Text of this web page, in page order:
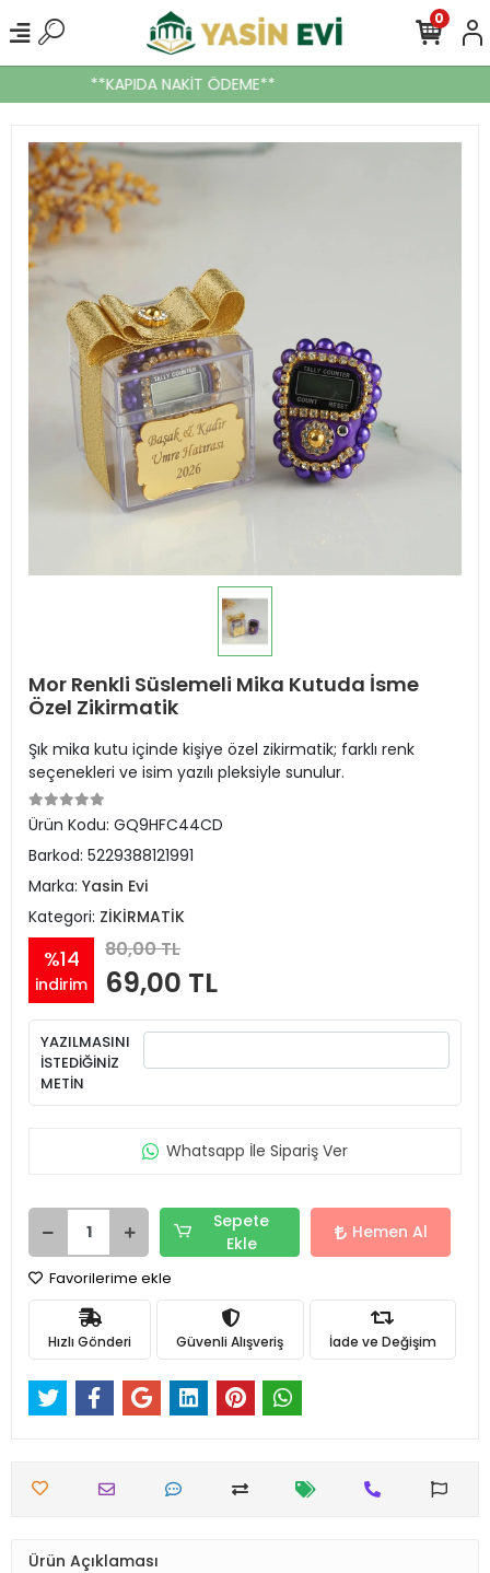
**KAPIDA NAKİT ÖDEME**
0
Mor Renkli Süslemeli Mika Kutuda İsme
Özel Zikirmatik
Şık mika kutu içinde kişiye özel zikirmatik; farklı renk
seçenekleri ve isim yazılı pleksiyle sunulur.
Ürün Kodu: GQ9HFC44CD
Barkod: 5229388121991
Marka: Yasin Evi
Kategori: ZİKİRMATİK
%14
indirim
80,00 TL
69,00 TL
YAZILMASINI
İSTEDİĞİNİZ
METİN
Whatsapp İle Sipariş Ver
Sepete
Ekle
Hemen Al
Favorilerime ekle
Hızlı Gönderi Güvenli Alışveriş İade ve Değişim
Ürün Açıklaması